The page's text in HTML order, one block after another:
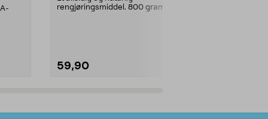
rengjøringsmiddel. 800 gram
59,90